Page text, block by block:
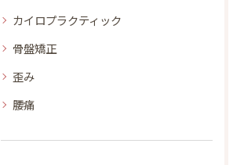
カイロプラクティック
骨盤矯正
歪み
腰痛